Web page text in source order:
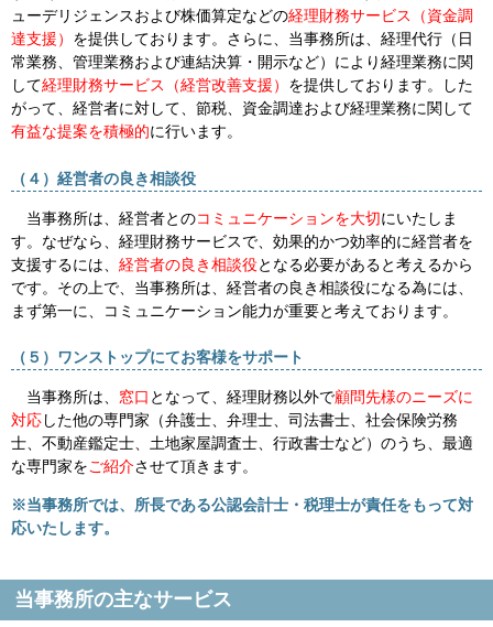
ューデリジェンスおよび株価算定などの経理財務サービス（資金調
達支援） を提供しております。さらに、当事務所は、経理代行（日
常業務、管理業務および連結決算・開示など）により経理業務に関
して経理財務サービス（経営改善支援） を提供しております。した
がって、経営者に対して、節税、資金調達および経理業務に関して
有益な提案を積極的に行います。
（４）経営者の良き相談役
当事務所は、経営者とのコミュニケーションを大切にいたしま
す。なぜなら、経理財務サービスで、効果的かつ効率的に経営者を
支援するには、 経営者の良き相談役となる必要があると考えるから
です。その上で、当事務所は、経営者の良き相談役になる為には、
まず第一に、コミュニケーション能力が重要と考えております。
（５）ワンストップにてお客様をサポート
当事務所は、 窓口 となって、経理財務以外で顧問先様のニーズに
対応した他の専門家（弁護士、弁理士、司法書士、社会保険労務
士、不動産鑑定士、土地家屋調査士、行政書士など）のうち、最適
な専門家をご紹介させて頂きます。
※当事務所では、所長である公認会計士・税理士が責任をもって対
応いたします。
当事務所の主なサービス